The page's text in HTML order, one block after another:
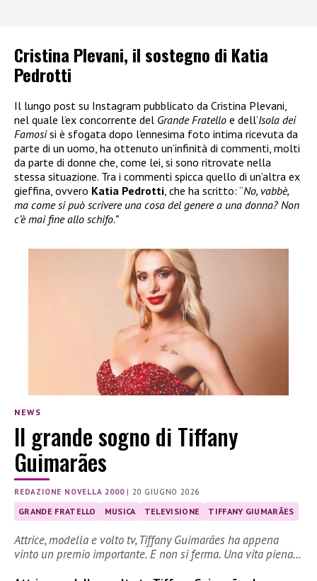
Cristina Plevani, il sostegno di Katia
Pedrotti
Il lungo post su Instagram pubblicato da Cristina Plevani,
nel quale l’ex concorrente del Grande Fratello e dell’Isola dei
Famosisi è sfogata dopo l’ennesima foto intima ricevuta da
parte di un uomo, ha ottenuto un’infinità di commenti, molti
da parte di donne che, come lei, si sono ritrovate nella
stessa situazione. Tra i commenti spicca quello di un’altra ex
gieffina, ovvero Katia Pedrotti, che ha scritto: “No, vabbè,
ma come si può scrivere una cosa del genere a una donna? Non
c’è mai fine allo schifo.”
NEWS
Il grande sogno di Tiffany
Guimarães
REDAZIONE NOVELLA 2000|20 GIUGNO 2026
GRANDE FRATELLO MUSICA TELEVISIONE TIFFANY GIUMARÃES
Attrice, modella e volto tv, Tiffany Guimarães ha appena
vinto un premio importante. E non si ferma. Una vita piena…